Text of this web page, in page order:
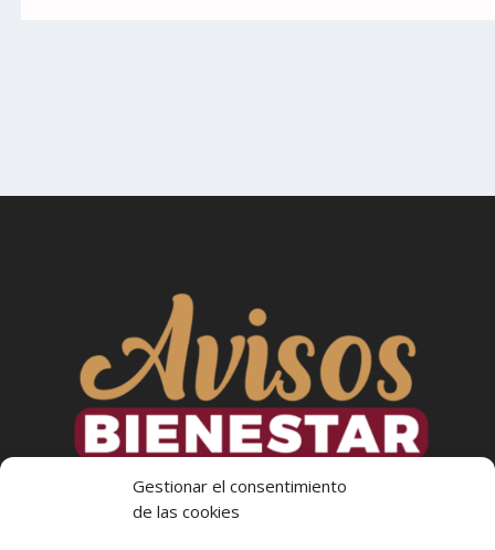
Gestionar el consentimiento
de las cookies